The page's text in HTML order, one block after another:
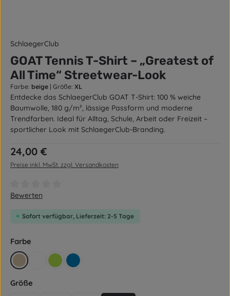
SchlaegerClub
GOAT Tennis T-Shirt – „Greatest of
All Time“ Streetwear-Look
Farbe: beige | Größe: XL
Entdecke das SchlaegerClub GOAT T-Shirt: 100 % weiche
Baumwolle, 180 g/m², lässige Passform und moderne
Trendfarben. Ideal für Alltag, Schule, Arbeit oder Freizeit –
sportlicher Look mit SchlaegerClub-Branding.
Regulärer Preis:
24,00 €
Preise inkl. MwSt. zzgl. Versandkosten
Durchschnittliche Bewertung von 0 von 5 Sternen
Bewerten
Sofort verfügbar, Lieferzeit: 2-5 Tage
Farbe
beige weiß grün blau
Größe